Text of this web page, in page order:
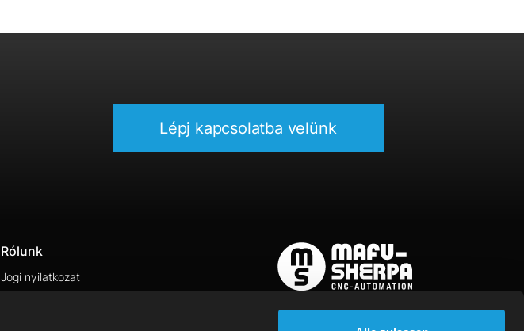
Lépj kapcsolatba velünk
Rólunk
Jogi nyilatkozat